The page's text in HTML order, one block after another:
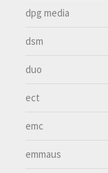
dpg media
dsm
duo
ect
emc
emmaus